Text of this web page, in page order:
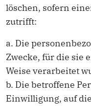
löschen, sofern
zutrifft:
a. Die
Zwecke, für die sie
Weise verarbeitet
b. Die betroffene
Einwilligung, auf